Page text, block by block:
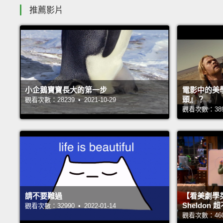
推薦影片
小企鵝寶寶長大的第一步
觀看次數：28239 • 2021-10-29
電影中的美
頭』？
觀看次數：
請不要難過
觀看次數：32990 • 2022-01-14
【看美劇
Sheldon 超
觀看次數：